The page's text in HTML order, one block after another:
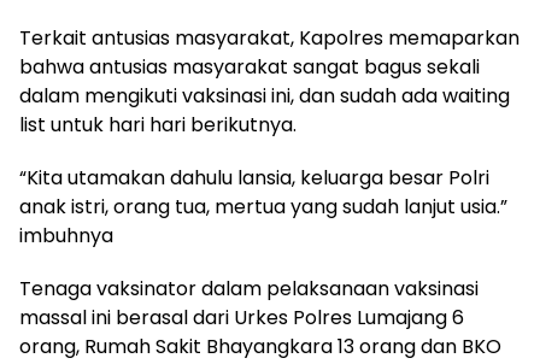
Terkait antusias masyarakat, Kapolres memaparkan
bahwa antusias masyarakat sangat bagus sekali
dalam mengikuti vaksinasi ini, dan sudah ada waiting
list untuk hari hari berikutnya.
“Kita utamakan dahulu lansia, keluarga besar Polri
anak istri, orang tua, mertua yang sudah lanjut usia.”
imbuhnya
Tenaga vaksinator dalam pelaksanaan vaksinasi
massal ini berasal dari Urkes Polres Lumajang 6
orang, Rumah Sakit Bhayangkara 13 orang dan BKO